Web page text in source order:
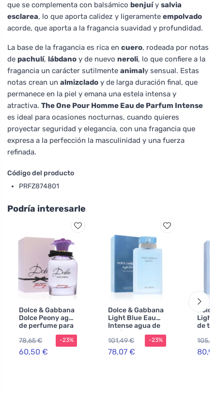
que se complementa con balsámico benjuíy salvia
esclarea, lo que aporta calidez y ligeramente empolvado
acorde, que aporta a la fragancia suavidad y profundidad.
La base de la fragancia es rica en cuero, rodeada por notas
de pachulí, lábdano y de nuevo neroli, lo que confiere a la
fragancia un carácter sutilmente animaly sensual. Estas
notas crean un almizclado y de larga duración final, que
permanece en la piel y emana una estela intensa y
atractiva. The One Pour Homme Eau de Parfum Intense
es ideal para ocasiones nocturnas, cuando quieres
proyectar seguridad y elegancia, con una fragancia que
expresa a la perfección la masculinidad y una fuerza
refinada.
Código del producto
PRFZ874801
Podría interesarle
Dolce & Gabbana
Dolce Peony agua
de perfume para
mujeres 75 ml
78,65 €
60,50 €
-23%
Dolce & Gabbana
Light Blue Eau
Intense agua de
perfume para
mujer 100 ml
101,49 €
78,07 €
-23%
Light
de